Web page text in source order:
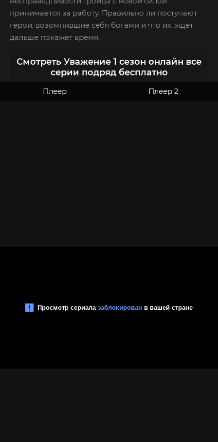
принимается за работу. Правильно ли поступают
герои, возомнившие себя богами и что их, ждет
дальше покажет время.
Смотреть Уважение 1 сезон онлайн все
серии подряд бесплатно
Плеер Плеер 2